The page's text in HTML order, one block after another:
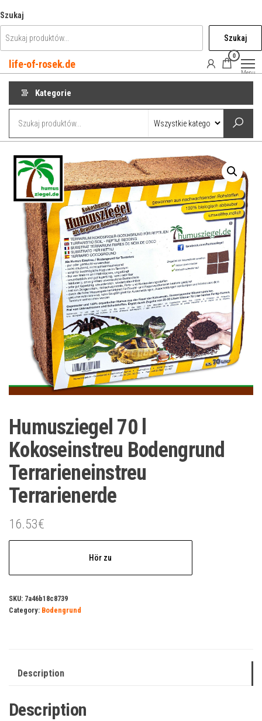
do
treści
Szukaj
Szukaj
life-of-rosek.de
0
Menu
Kategorie
Humusziegel 70 l
Kokoseinstreu Bodengrund
Terrarieneinstreu
Terrarienerde
16.53€
Hör zu
SKU: 7a46b18c8739
Category: Bodengrund
Description
Description